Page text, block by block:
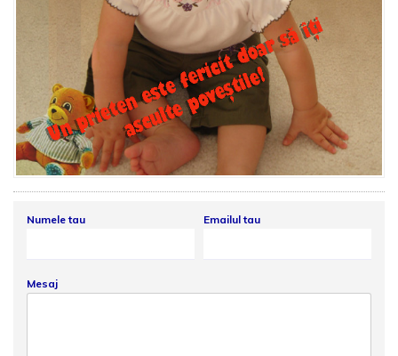
Numele tau Emailul tau
Mesaj